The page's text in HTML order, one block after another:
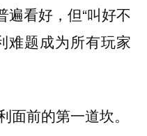
遍看好，但“叫好不
难题成为所有玩家
面前的第一道坎。